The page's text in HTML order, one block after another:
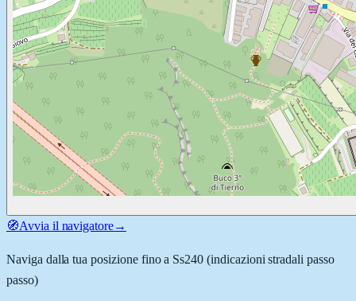
🧭Avvia il navigatore→
Naviga dalla tua posizione fino a Ss240 (indicazioni stradali passo
passo)